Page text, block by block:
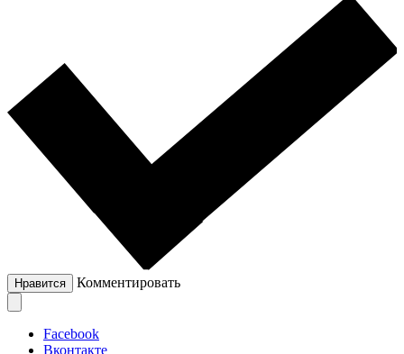
Нравится Комментировать
Facebook
Вконтакте